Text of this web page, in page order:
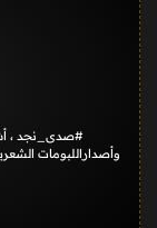
#صدى_نجد ،
وأصداراللبومات